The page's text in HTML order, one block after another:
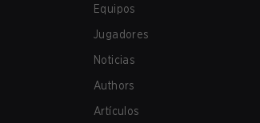
Equipos
Jugadores
Noticias
Authors
Artículos